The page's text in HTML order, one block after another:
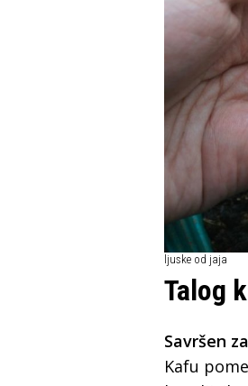
ljuske od jaja
Talog
Savršen
Kafu